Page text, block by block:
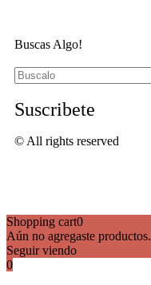
Buscas Algo!
Suscribete
© All rights reserved
Shopping cart0
Aún no agregaste productos.
Seguir viendo
0